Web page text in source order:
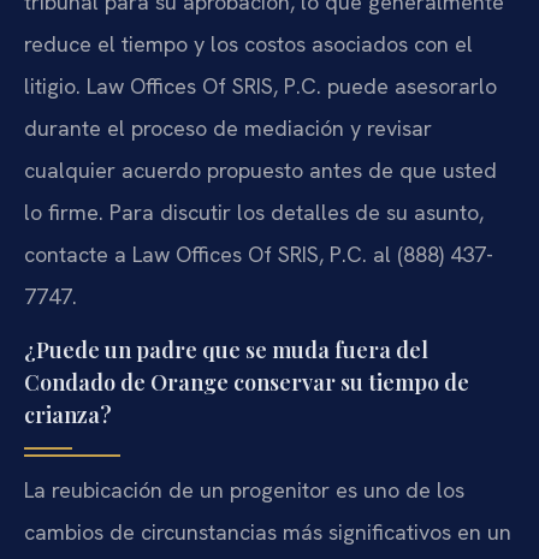
reduce el tiempo y los costos asociados con el
litigio. Law Offices Of SRIS, P.C. puede asesorarlo
durante el proceso de mediación y revisar
cualquier acuerdo propuesto antes de que usted
lo firme. Para discutir los detalles de su asunto,
contacte a Law Offices Of SRIS, P.C. al (888) 437-
7747.
¿Puede un padre que se muda fuera del
Condado de Orange conservar su tiempo de
crianza?
La reubicación de un progenitor es uno de los
cambios de circunstancias más significativos en un